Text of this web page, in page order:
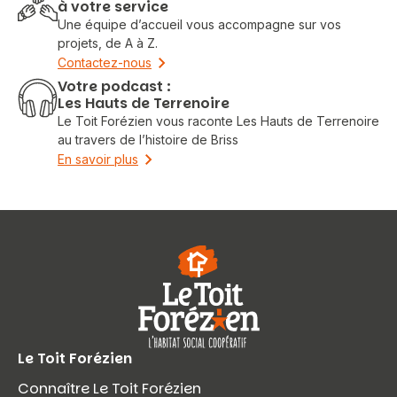
à votre service
Une équipe d’accueil vous accompagne sur vos
projets, de A à Z.
Contactez-nous
Votre podcast :
Les Hauts de Terrenoire
Le Toit Forézien vous raconte Les Hauts de Terrenoire
au travers de l’histoire de Briss
En savoir plus
Le Toit Forézien
Connaître Le Toit Forézien